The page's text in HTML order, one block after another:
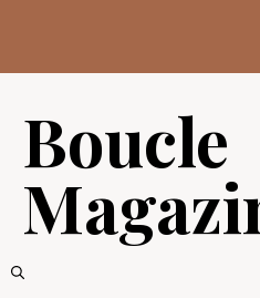
contenu
Boucle